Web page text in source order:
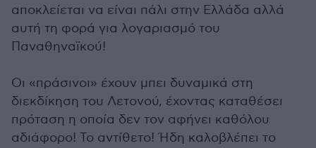
αποκλείεται να είναι πάλι στην Ελλάδα αλλά
αυτή τη φορά για λογαριασμό του
Παναθηναϊκού!
Οι «πράσινοι» έχουν μπει δυναμικά στη
διεκδίκηση του Λετονού, έχοντας καταθέσει
πρόταση η οποία δεν τον αφήνει καθόλου
αδιάφορο! To αντίθετο! Ήδη καλοβλέπει το